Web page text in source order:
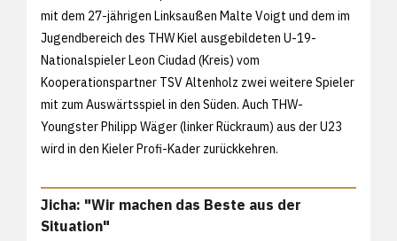
mit dem 27-jährigen Linksaußen Malte Voigt und dem im
Jugendbereich des THW Kiel ausgebildeten U-19-
Nationalspieler Leon Ciudad (Kreis) vom
Kooperationspartner TSV Altenholz zwei weitere Spieler
mit zum Auswärtsspiel in den Süden. Auch THW-
Youngster Philipp Wäger (linker Rückraum) aus der U23
wird in den Kieler Profi-Kader zurückkehren.
Jicha: "Wir machen das Beste aus der
Situation"